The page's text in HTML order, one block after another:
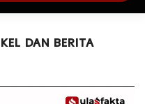
DAN BERITA